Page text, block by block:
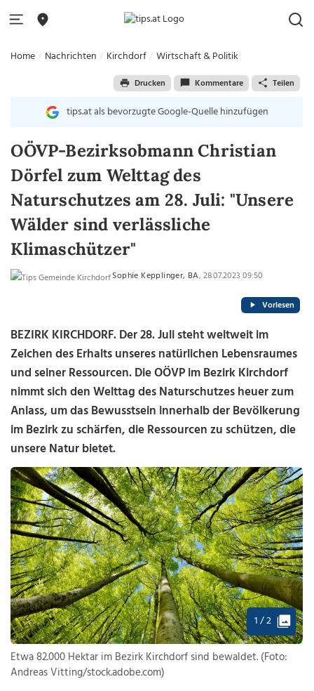
Home Nachrichten Kirchdorf Wirtschaft & Politik
Drucken Kommentare Teilen
tips.at als bevorzugte Google-Quelle hinzufügen
OÖVP-Bezirksobmann Christian
Dörfel zum Welttag des
Naturschutzes am 28. Juli: "Unsere
Wälder sind verlässliche
Klimaschützer"
Sophie Kepplinger, BA, 28.07.2023 09:50
Vorlesen
BEZIRK KIRCHDORF. Der 28. Juli steht weltweit im
Zeichen des Erhalts unseres natürlichen Lebensraumes
und seiner Ressourcen. Die OÖVP im Bezirk Kirchdorf
nimmt sich den Welttag des Naturschutzes heuer zum
Anlass, um das Bewusstsein innerhalb der Bevölkerung
im Bezirk zu schärfen, die Ressourcen zu schützen, die
unsere Natur bietet.
1 / 2
Etwa 82.000 Hektar im Bezirk Kirchdorf sind bewaldet. (Foto:
Andreas Vitting/stock.adobe.com)